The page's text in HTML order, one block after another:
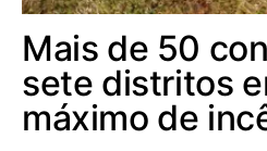
Mais de 50
sete distritos
máximo de